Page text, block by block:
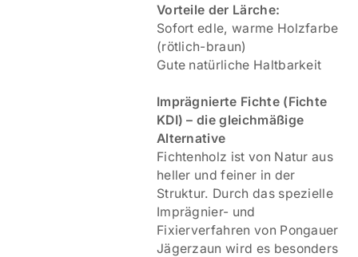
Vorteile der Lärche:
Sofort edle, warme Holzfarbe
(rötlich-braun)
Gute natürliche Haltbarkeit
Imprägnierte Fichte (Fichte
KDI) – die gleichmäßige
Alternative
Fichtenholz ist von Natur aus
heller und feiner in der
Struktur. Durch das spezielle
Imprägnier- und
Fixierverfahren von Pongauer
Jägerzaun wird es besonders